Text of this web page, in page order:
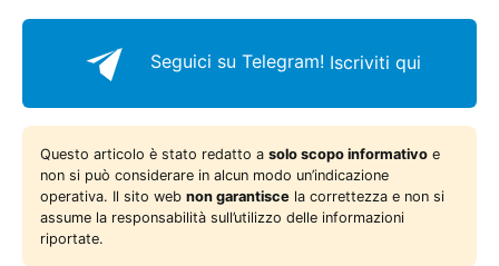
Seguici su Telegram! Iscriviti qui
Questo articolo è stato redatto a solo scopo informativo e
non si può considerare in alcun modo un’indicazione
operativa. Il sito web non garantisce la correttezza e non si
assume la responsabilità sull’utilizzo delle informazioni
riportate.